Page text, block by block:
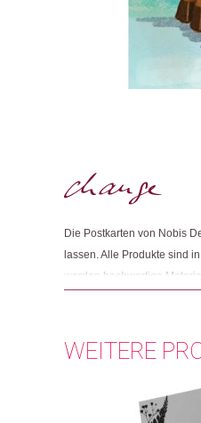
Die Postkarten von Nobis
lassen. Alle Produkte sind
werden hochwertige
WEITERE